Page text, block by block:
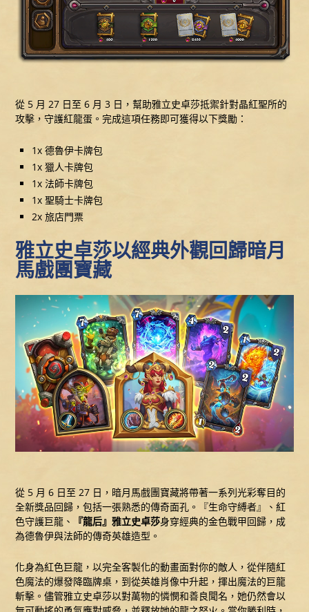
從 5 月 27 日至 6 月 3 日，幫助雅立史卓莎抵禦針對晶紅聖所的
攻擊，守護紅龍蛋。完成這項任務即可獲得以下獎勵：
1x 德魯伊卡牌包
1x 獵人卡牌包
1x 法師卡牌包
1x 聖騎士卡牌包
2x 旅店門票
雅立史卓莎以經典外觀回歸暗月
馬戲團寶藏
從 5 月 6 日至 27 日，暗月馬戲團寶藏將帶著一系列光彩奪目的
全新獎品回歸，包括一張熟悉的傳奇面孔。『生命守縛者』、紅
色守護巨龍、
『龍后』雅立史卓莎身穿經典的金色戰甲回歸，成
為德魯伊與法師的傳奇英雄造型。
化身為紅色巨龍，以完全客製化的動畫面對你的敵人，從伴隨紅
色魔法的爆發降臨牌桌，到從英雄肖像中升起，揮出魔法的巨龍
斬擊。儘管雅立史卓莎以對萬物的憐憫和善良聞名，她仍然會以